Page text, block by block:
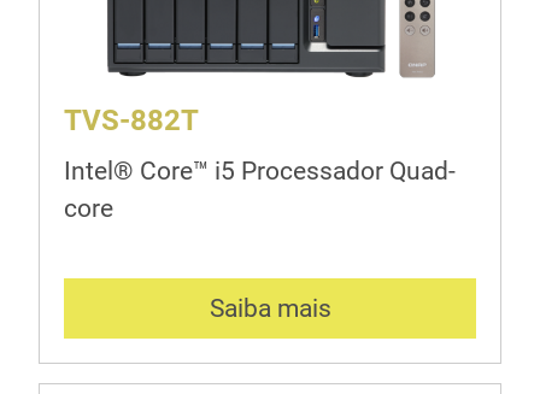
TVS-882T
Intel® Core™ i5 Processador Quad-
core
Saiba mais